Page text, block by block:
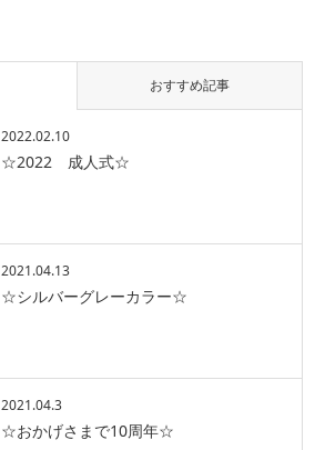
おすすめ記事
2022.02.10
☆2022 成人式☆
2021.04.13
☆シルバーグレーカラー☆
2021.04.3
☆おかげさまで10周年☆